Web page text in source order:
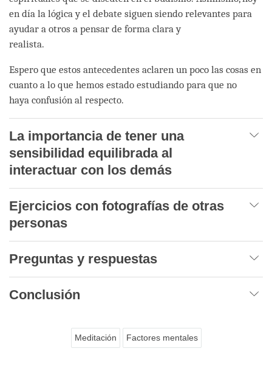
en día la lógica y el debate siguen siendo relevantes para
ayudar a otros a pensar de forma clara y
realista.
Espero que estos antecedentes aclaren un poco las cosas en
cuanto a lo que hemos estado estudiando para que no
haya confusión al respecto.
La importancia de tener una
sensibilidad equilibrada al
interactuar con los demás
Ejercicios con fotografías de otras
personas
Preguntas y respuestas
Conclusión
Meditación Factores mentales